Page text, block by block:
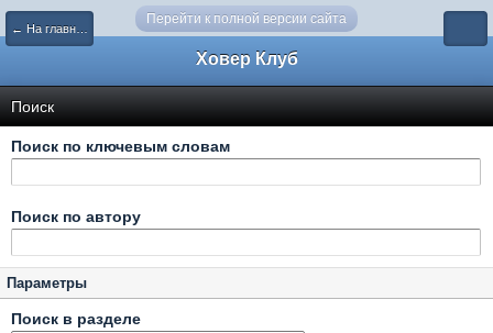
Перейти к полной версии сайта
← На главную
Ховер Клуб
Поиск
Поиск по ключевым словам
Поиск по автору
Параметры
Поиск в разделе